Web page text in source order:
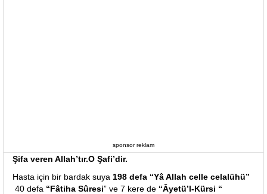
sponsor reklam
Şifa veren Allah’tır.O Şafi’dir.
Hasta için bir bardak suya 198 defa “Yâ Allah celle celalühü”
40 defa “Fâtiha Sûresi” ve 7 kere de “Âyetü’l-Kürsi “